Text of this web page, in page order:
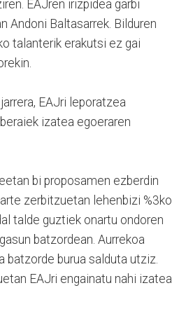
EAJren irizpidea garbi
Andoni Baltasarrek. Bilduren
talanterik erakutsi ez gai
EAJri leporatzea
izatea egoeraren
bi proposamen ezberdin
zerbitzuetan lehenbizi %3ko
talde guztiek onartu ondoren
batzordean. Aurrekoa
batzorde burua salduta utziz.
EAJri engainatu nahi izatea